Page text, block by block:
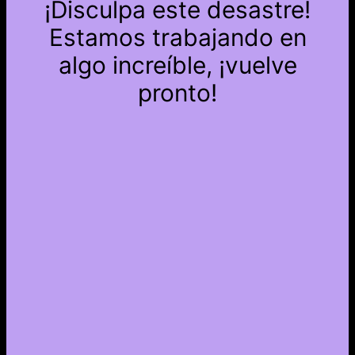
¡Disculpa este desastre!
Estamos trabajando en
algo increíble, ¡vuelve
pronto!